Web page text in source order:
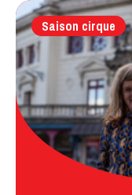
Saison cirque